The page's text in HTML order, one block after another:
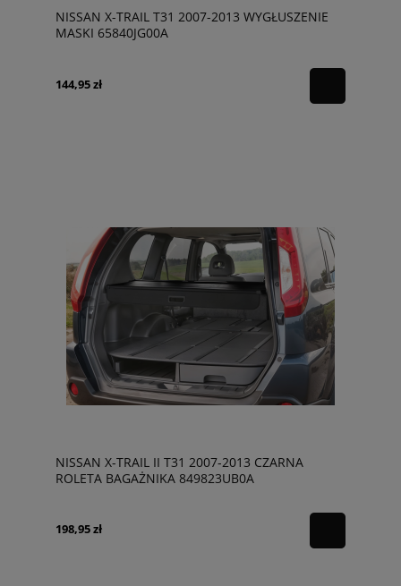
NISSAN X-TRAIL T31 2007-2013 WYGŁUSZENIE
MASKI 65840JG00A
144,95 zł
NISSAN X-TRAIL II T31 2007-2013 CZARNA
ROLETA BAGAŻNIKA 849823UB0A
198,95 zł